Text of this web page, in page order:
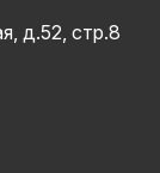
д.52, стр.8